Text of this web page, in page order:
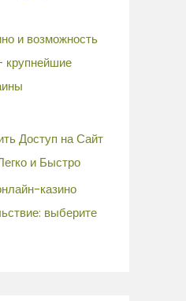
и возможность
крупнейшие
Доступ на Сайт
и Быстро
казино
выберите